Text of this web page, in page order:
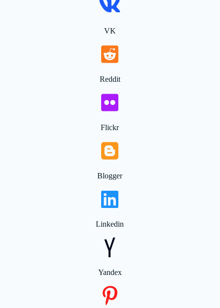
VK
Reddit
Flickr
Blogger
Linkedin
Yandex